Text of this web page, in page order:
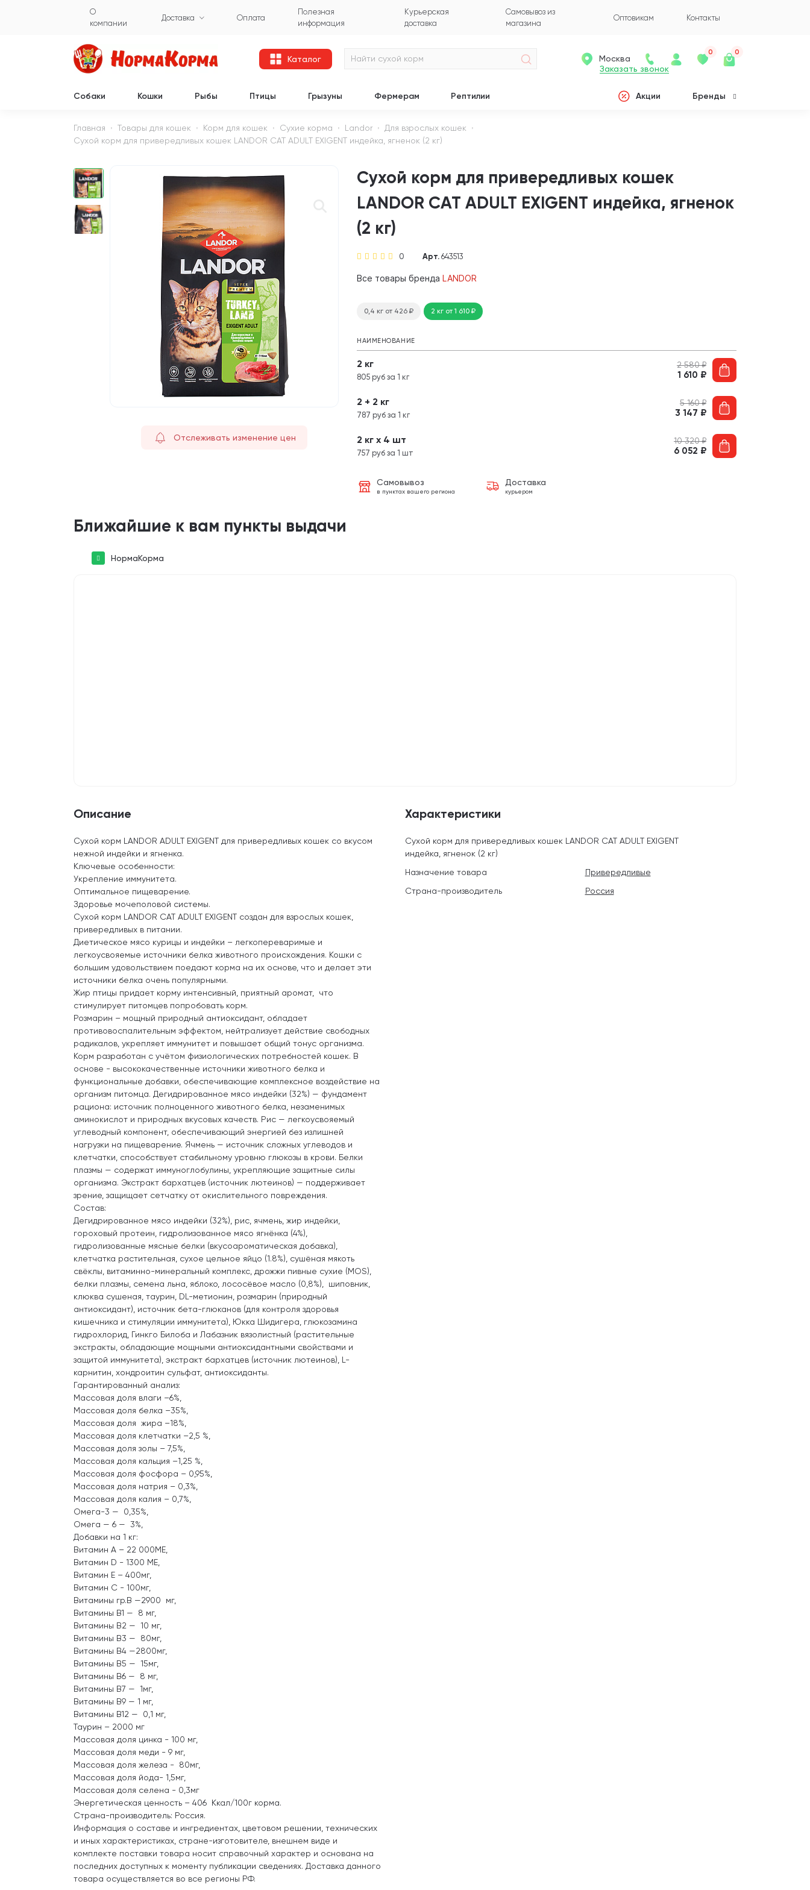
О
компании
Доставка Оплата
Полезная
информация
Курьерская
доставка
Самовывоз из
магазина
Оптовикам Контакты
Каталог
Заказать звонок
Москва
0 0
Собаки Кошки Рыбы Птицы Грызуны Фермерам Рептилии Акции Бренды
Главная Товары для кошек Корм для кошек Сухие корма Landor
Для взрослых кошек
Сухой корм для привередливых кошек LANDOR CAT ADULT EXIGENT индейка, ягненок (2 кг)
Отслеживать изменение цен
Сухой корм для привередливых кошек
LANDOR CAT ADULT EXIGENT индейка, ягненок
(2 кг)
0 Арт. 643513
Все товары бренда LANDOR
0,4 кг от 426 ₽ 2 кг от 1 610₽
НАИМЕНОВАНИЕ
2 кг
805 руб за 1 кг
2 580₽
1 610 ₽
2 + 2 кг
787 руб за 1 кг
5 160₽
3 147 ₽
2 кг х 4 шт
757 руб за 1 шт
10 320₽
6 052 ₽
Самовывоз
в пунктах вашего региона
Доставка
курьером
Ближайшие к вам пункты выдачи
НормаКорма
Описание
Сухой корм LANDOR ADULT EXIGENT для привередливых кошек со вкусом
нежной индейки и ягненка.
Ключевые особенности:
Укрепление иммунитета.
Оптимальное пищеварение.
Здоровье мочеполовой системы.
Сухой корм LANDOR CAT ADULT EXIGENT создан для взрослых кошек,
привередливых в питании.
Диетическое мясо курицы и индейки – легкопереваримые и
легкоусвояемые источники белка животного происхождения. Кошки с
большим удовольствием поедают корма на их основе, что и делает эти
источники белка очень популярными.
Жир птицы придает корму интенсивный, приятный аромат, что
стимулирует питомцев попробовать корм.
Розмарин – мощный природный антиоксидант, обладает
противовоспалительным эффектом, нейтрализует действие свободных
радикалов, укрепляет иммунитет и повышает общий тонус организма.
Корм разработан с учётом физиологических потребностей кошек. В
основе - высококачественные источники животного белка и
функциональные добавки, обеспечивающие комплексное воздействие на
организм питомца. Дегидрированное мясо индейки (32%) — фундамент
рациона: источник полноценного животного белка, незаменимых
аминокислот и природных вкусовых качеств. Рис — легкоусвояемый
углеводный компонент, обеспечивающий энергией без излишней
нагрузки на пищеварение. Ячмень — источник сложных углеводов и
клетчатки, способствует стабильному уровню глюкозы в крови. Белки
плазмы — содержат иммуноглобулины, укрепляющие защитные силы
организма. Экстракт бархатцев (источник лютеинов) — поддерживает
зрение, защищает сетчатку от окислительного повреждения.
Состав:
Дегидрированное мясо индейки (32%), рис, ячмень, жир индейки,
гороховый протеин, гидролизованное мясо ягнёнка (4%),
гидролизованные мясные белки (вкусоароматическая добавка),
клетчатка растительная, сухое цельное яйцо (1.8%), сушёная мякоть
свёклы, витаминно-минеральный комплекс, дрожжи пивные сухие (MOS),
белки плазмы, семена льна, яблоко, лососёвое масло (0,8%), шиповник,
клюква сушеная, таурин, DL-метионин, розмарин (природный
антиоксидант), источник бета-глюканов (для контроля здоровья
кишечника и стимуляции иммунитета), Юкка Шидигера, глюкозамина
гидрохлорид, Гинкго Билоба и Лабазник вязолистный (растительные
экстракты, обладающие мощными антиоксидантными свойствами и
защитой иммунитета), экстракт бархатцев (источник лютеинов), L-
карнитин, хондроитин сульфат, антиоксиданты.
Гарантированный анализ:
Массовая доля влаги –6%,
Массовая доля белка –35%,
Массовая доля жира –18%,
Массовая доля клетчатки –2,5 %,
Массовая доля золы – 7,5%,
Массовая доля кальция –1,25 %,
Массовая доля фосфора – 0,95%,
Массовая доля натрия – 0,3%,
Массовая доля калия – 0,7%,
Омега-3 — 0,35%,
Омега — 6 — 3%,
Добавки на 1 кг:
Витамин А – 22 000МЕ,
Витамин D - 1300 МЕ,
Витамин Е – 400мг,
Витамин С - 100мг,
Витамины гр.В —2900 мг,
Витамины В1 — 8 мг,
Витамины В2 — 10 мг,
Витамины В3 — 80мг,
Витамины В4 —2800мг,
Витамины В5 — 15мг,
Витамины В6 — 8 мг,
Витамины В7 — 1мг,
Витамины В9 — 1 мг,
Витамины В12 — 0,1 мг,
Таурин – 2000 мг
Массовая доля цинка - 100 мг,
Массовая доля меди - 9 мг,
Массовая доля железа - 80мг,
Массовая доля йода- 1,5мг,
Массовая доля селена - 0,3мг
Энергетическая ценность – 406 Ккал/100г корма.
Страна-производитель: Россия.
Информация о составе и ингредиентах, цветовом решении, технических
и иных характеристиках, стране-изготовителе, внешнем виде и
комплекте поставки товара носит справочный характер и основана на
последних доступных к моменту публикации сведениях. Доставка данного
товара осуществляется во все регионы РФ.
Характеристики
Сухой корм для привередливых кошек LANDOR CAT ADULT EXIGENT
индейка, ягненок (2 кг)
Назначение товара
Привередливые
Страна-производитель
Россия